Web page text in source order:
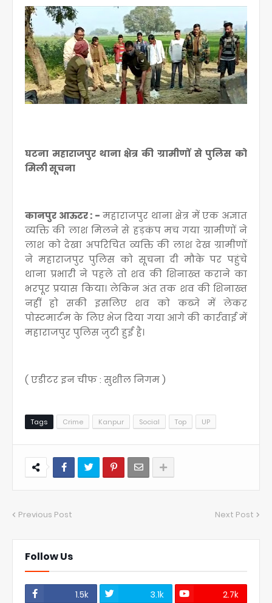
घटना महाराजपुर थाना क्षेत्र की ग्रामीणों से पुलिस को
मिली सूचना
कानपुर आऊटर : - महाराजपुर थाना क्षेत्र में एक अज्ञात
व्यक्ति की लाश मिलने से हड़कंप मच गया ग्रामीणों ने
लाश को देखा अपरिचित व्यक्ति की लाश देख ग्रामीणों
ने महाराजपुर पुलिस को सूचना दी मौके पर पहुंचे
थाना प्रभारी ने पहले तो शव की शिनाख्त कराने का
भरपूर प्रयास किया। लेकिन अंत तक शव की शिनाख्त
नहीं हो सकी इसलिए शव को कब्जे में लेकर
पोस्टमार्टम के लिए भेज दिया गया आगे की कार्रवाई में
महाराजपुर पुलिस जुटी हुई है।
( एडीटर इन चीफ : सुशील निगम )
Tags Crime Kanpur Social Top UP
Previous Post Next Post
Follow Us
1.5k 3.1k 2.7k